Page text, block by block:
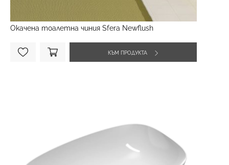
Окачена тоалетна чиния Sfera Newflush
КЪМ ПРОДУКТА